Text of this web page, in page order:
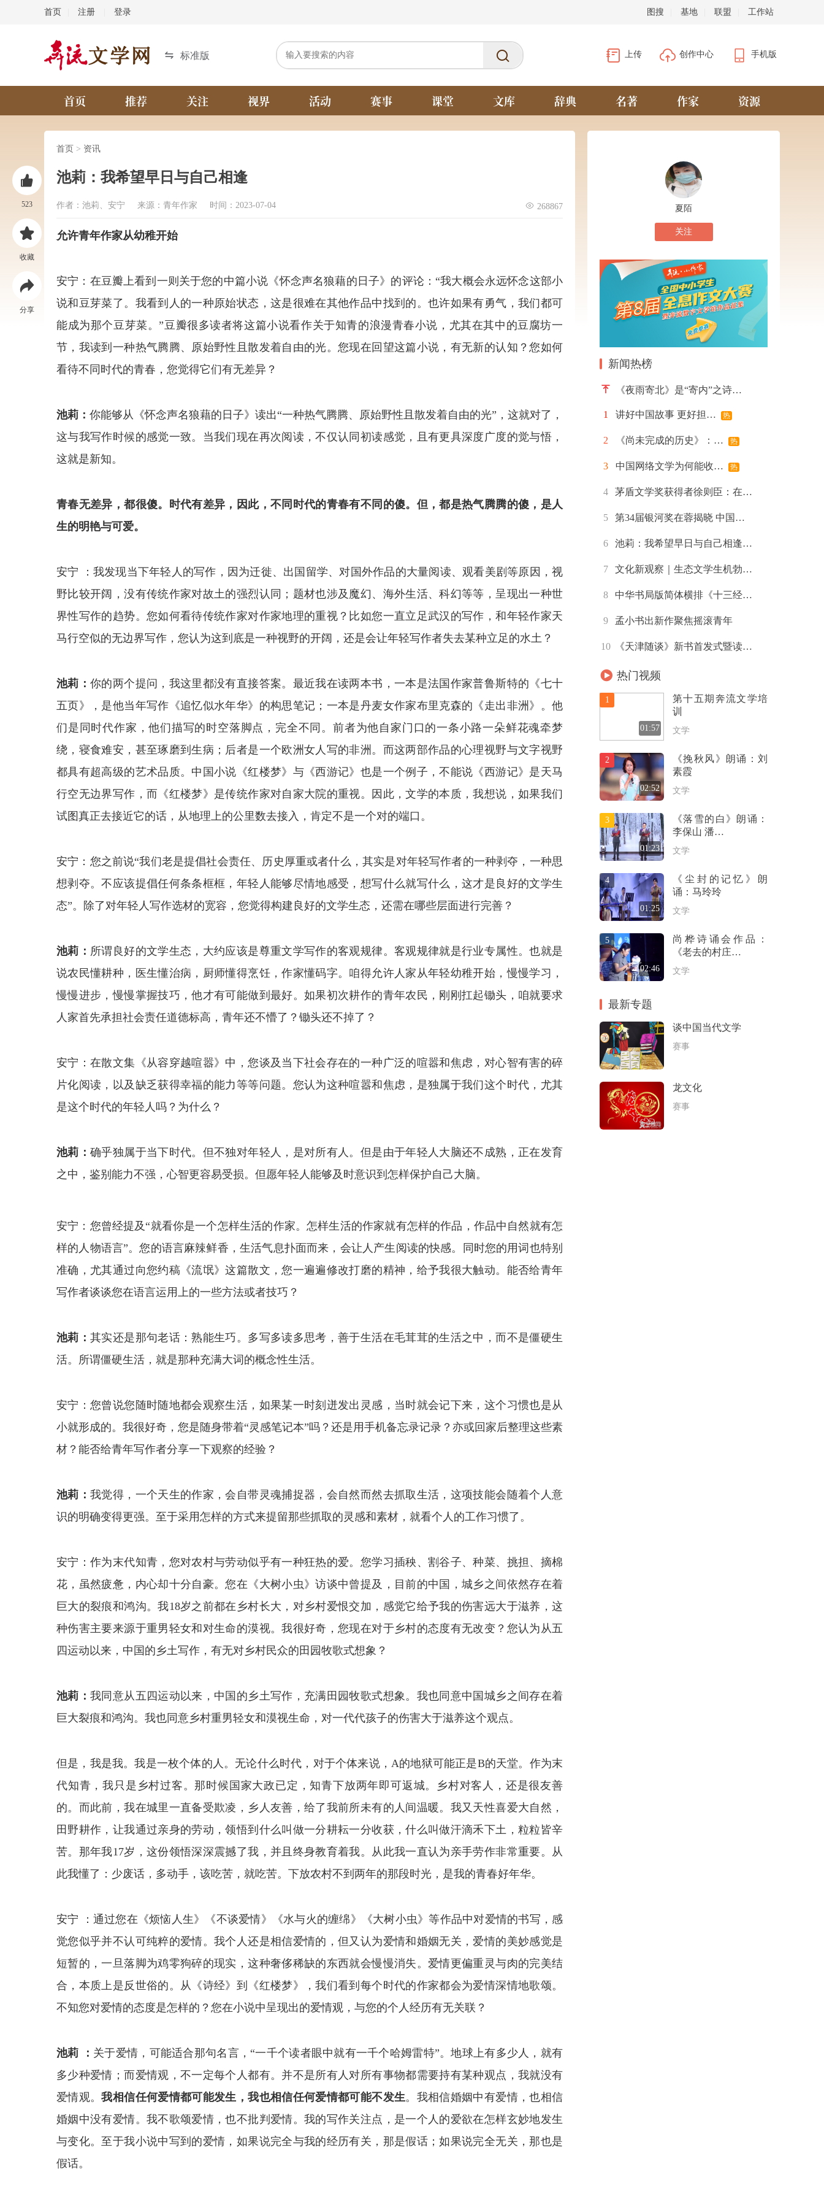
首页 注册 登录 图搜 基地 联盟 工作站
标准版 上传 创作中心 手机版
首页 推荐 关注 视界 活动 赛事 课堂 文库 辞典 名著 作家 资源
523
收藏
分享
首页 > 资讯
池莉：我希望早日与自己相逢
作者：池莉、安宁 来源：青年作家 时间：2023-07-04 268867
允许青年作家从幼稚开始
安宁：在豆瓣上看到一则关于您的中篇小说《怀念声名狼藉的日子》的评论：“我大概会永远怀念这部小
说和豆芽菜了。我看到人的一种原始状态，这是很难在其他作品中找到的。也许如果有勇气，我们都可
能成为那个豆芽菜。”豆瓣很多读者将这篇小说看作关于知青的浪漫青春小说，尤其在其中的豆腐坊一
节，我读到一种热气腾腾、原始野性且散发着自由的光。您现在回望这篇小说，有无新的认知？您如何
看待不同时代的青春，您觉得它们有无差异？
池莉： 你能够从《怀念声名狼藉的日子》读出“一种热气腾腾、原始野性且散发着自由的光”，这就对了，
这与我写作时候的感觉一致。当我们现在再次阅读，不仅认同初读感觉，且有更具深度广度的觉与悟，
这就是新知。
青春无差异，都很傻。时代有差异，因此，不同时代的青春有不同的傻。但，都是热气腾腾的傻，是人
生的明艳与可爱。
安宁 ：我发现当下年轻人的写作，因为迁徙、出国留学、对国外作品的大量阅读、观看美剧等原因，视
野比较开阔，没有传统作家对故土的强烈认同；题材也涉及魔幻、海外生活、科幻等等，呈现出一种世
界性写作的趋势。您如何看待传统作家对作家地理的重视？比如您一直立足武汉的写作，和年轻作家天
马行空似的无边界写作，您认为这到底是一种视野的开阔，还是会让年轻写作者失去某种立足的水土？
池莉：你的两个提问，我这里都没有直接答案。最近我在读两本书，一本是法国作家普鲁斯特的《七十
五页》，是他当年写作《追忆似水年华》的构思笔记；一本是丹麦女作家布里克森的《走出非洲》。他
们是同时代作家，他们描写的时空落脚点，完全不同。前者为他自家门口的一条小路一朵鲜花魂牵梦
绕，寝食难安，甚至琢磨到生病；后者是一个欧洲女人写的非洲。而这两部作品的心理视野与文字视野
都具有超高级的艺术品质。中国小说《红楼梦》与《西游记》也是一个例子，不能说《西游记》是天马
行空无边界写作，而《红楼梦》是传统作家对自家大院的重视。因此，文学的本质，我想说，如果我们
试图真正去接近它的话，从地理上的公里数去接入，肯定不是一个对的端口。
安宁：您之前说“我们老是提倡社会责任、历史厚重或者什么，其实是对年轻写作者的一种剥夺，一种思
想剥夺。不应该提倡任何条条框框，年轻人能够尽情地感受，想写什么就写什么，这才是良好的文学生
态”。除了对年轻人写作选材的宽容，您觉得构建良好的文学生态，还需在哪些层面进行完善？
池莉： 所谓良好的文学生态，大约应该是尊重文学写作的客观规律。客观规律就是行业专属性。也就是
说农民懂耕种，医生懂治病，厨师懂得烹饪，作家懂码字。咱得允许人家从年轻幼稚开始，慢慢学习，
慢慢进步，慢慢掌握技巧，他才有可能做到最好。如果初次耕作的青年农民，刚刚扛起锄头，咱就要求
人家首先承担社会责任道德标高，青年还不懵了？锄头还不掉了？
安宁：在散文集《从容穿越喧嚣》中，您谈及当下社会存在的一种广泛的喧嚣和焦虑，对心智有害的碎
片化阅读，以及缺乏获得幸福的能力等等问题。您认为这种喧嚣和焦虑，是独属于我们这个时代，尤其
是这个时代的年轻人吗？为什么？
池莉：确乎独属于当下时代。但不独对年轻人，是对所有人。但是由于年轻人大脑还不成熟，正在发育
之中，鉴别能力不强，心智更容易受损。但愿年轻人能够及时意识到怎样保护自己大脑。
安宁：您曾经提及“就看你是一个怎样生活的作家。怎样生活的作家就有怎样的作品，作品中自然就有怎
样的人物语言”。您的语言麻辣鲜香，生活气息扑面而来，会让人产生阅读的快感。同时您的用词也特别
准确，尤其通过向您约稿《流氓》这篇散文，您一遍遍修改打磨的精神，给予我很大触动。能否给青年
写作者谈谈您在语言运用上的一些方法或者技巧？
池莉：其实还是那句老话：熟能生巧。多写多读多思考，善于生活在毛茸茸的生活之中，而不是僵硬生
活。所谓僵硬生活，就是那种充满大词的概念性生活。
安宁：您曾说您随时随地都会观察生活，如果某一时刻迸发出灵感，当时就会记下来，这个习惯也是从
小就形成的。我很好奇，您是随身带着“灵感笔记本”吗？还是用手机备忘录记录？亦或回家后整理这些素
材？能否给青年写作者分享一下观察的经验？
池莉：我觉得，一个天生的作家，会自带灵魂捕捉器，会自然而然去抓取生活，这项技能会随着个人意
识的明确变得更强。至于采用怎样的方式来提留那些抓取的灵感和素材，就看个人的工作习惯了。
安宁：作为末代知青，您对农村与劳动似乎有一种狂热的爱。您学习插秧、割谷子、种菜、挑担、摘棉
花，虽然疲惫，内心却十分自豪。您在《大树小虫》访谈中曾提及，目前的中国，城乡之间依然存在着
巨大的裂痕和鸿沟。我18岁之前都在乡村长大，对乡村爱恨交加，感觉它给予我的伤害远大于滋养，这
种伤害主要来源于重男轻女和对生命的漠视。我很好奇，您现在对于乡村的态度有无改变？您认为从五
四运动以来，中国的乡土写作，有无对乡村民众的田园牧歌式想象？
池莉：我同意从五四运动以来，中国的乡土写作，充满田园牧歌式想象。我也同意中国城乡之间存在着
巨大裂痕和鸿沟。我也同意乡村重男轻女和漠视生命，对一代代孩子的伤害大于滋养这个观点。
但是，我是我。我是一枚个体的人。无论什么时代，对于个体来说，A的地狱可能正是B的天堂。作为末
代知青，我只是乡村过客。那时候国家大政已定，知青下放两年即可返城。乡村对客人，还是很友善
的。而此前，我在城里一直备受欺凌，乡人友善，给了我前所未有的人间温暖。我又天性喜爱大自然，
田野耕作，让我通过亲身的劳动，领悟到什么叫做一分耕耘一分收获，什么叫做汗滴禾下土，粒粒皆辛
苦。那年我17岁，这份领悟深深震撼了我，并且终身教育着我。从此我一直认为亲手劳作非常重要。从
此我懂了：少废话，多动手，该吃苦，就吃苦。下放农村不到两年的那段时光，是我的青春好年华。
安宁 ：通过您在《烦恼人生》《不谈爱情》《水与火的缠绵》《大树小虫》等作品中对爱情的书写，感
觉您似乎并不认可纯粹的爱情。我个人还是相信爱情的，但又认为爱情和婚姻无关，爱情的美妙感觉是
短暂的，一旦落脚为鸡零狗碎的现实，这种奢侈稀缺的东西就会慢慢消失。爱情更偏重灵与肉的完美结
合，本质上是反世俗的。从《诗经》到《红楼梦》，我们看到每个时代的作家都会为爱情深情地歌颂。
不知您对爱情的态度是怎样的？您在小说中呈现出的爱情观，与您的个人经历有无关联？
池莉 ： 关于爱情，可能适合那句名言，“一千个读者眼中就有一千个哈姆雷特”。地球上有多少人，就有
多少种爱情；而爱情观，不一定每个人都有。并不是所有人对所有事物都需要持有某种观点，我就没有
爱情观。我相信任何爱情都可能发生，我也相信任何爱情都可能不发生。我相信婚姻中有爱情，也相信
婚姻中没有爱情。我不歌颂爱情，也不批判爱情。我的写作关注点，是一个人的爱欲在怎样玄妙地发生
与变化。至于我小说中写到的爱情，如果说完全与我的经历有关，那是假话；如果说完全无关，那也是
假话。
夏陌
关注
新闻热榜
《夜雨寄北》是“寄内”之诗…
1 讲好中国故事 更好担… 热
2 《尚未完成的历史》：… 热
3 中国网络文学为何能收… 热
4 茅盾文学奖获得者徐则臣：在…
5 第34届银河奖在蓉揭晓 中国…
6 池莉：我希望早日与自己相逢…
7 文化新观察｜生态文学生机勃…
8 中华书局版简体横排《十三经…
9 孟小书出新作聚焦摇滚青年
10 《天津随谈》新书首发式暨读…
热门视频
1
01:57
第十五期奔流文学培
训
文学
2
02:52
《挽秋风》朗诵：刘
素霞
文学
3
01:23
《落雪的白》朗诵：
李保山 潘…
文学
4
01:25
《尘封的记忆》朗
诵：马玲玲
文学
5
02:46
尚桦诗诵会作品：
《老去的村庄…
文学
最新专题
谈中国当代文学
赛事
龙文化
赛事